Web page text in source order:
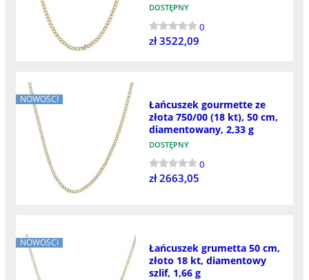
DOSTĘPNY
0
zł 3522,09
NOWOŚCI
Łańcuszek gourmette ze
złota 750/00 (18 kt), 50 cm,
diamentowany, 2,33 g
DOSTĘPNY
0
zł 2663,05
NOWOŚCI
Łańcuszek grumetta 50 cm,
złoto 18 kt, diamentowy
szlif, 1,66 g